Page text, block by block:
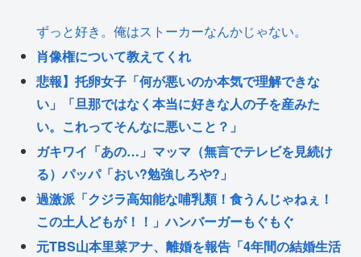
ずっと好き。俺はストーカーなんかじゃない。
肖像権について教えてくれ
悲報】托卵女子「何が悪いのか本気で理解できな
い」「旦那ではなく本当に好きな人の子を産みた
い。これってそんなに悪いこと？」
ガキワイ「あの…」マッマ（無言でテレビを見続け
る）パッパ「おい?勉強しろや?」
過激派「クジラ高知能な哺乳類！食うんじゃねぇ！
この土人どもが！！」ハンバーガーもぐもぐ
元TBS山本里菜アナ、離婚を報告「4年間の結婚生活